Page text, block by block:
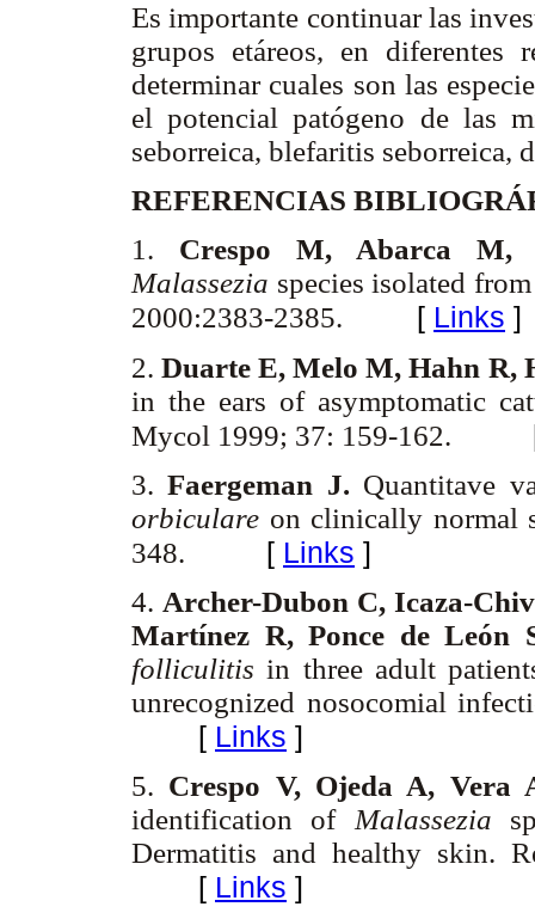
Es importante continuar las
grupos etáreos, en diferentes
determinar cuales son las
el potencial patógeno de las
seborreica, blefaritis
REFERENCIAS
1. Crespo M, Abarca M,
Malassezia species isolated
2000:2383-2385.
[ Links ]
2.Duarte E, Melo M, Hahn R,
in the ears of asymptomatic
Mycol 1999; 37: 159-162.
3.Faergeman J. Quantitave
orbiculare on clinically normal
348.
[ Links ]
4. Archer-Dubon C, Icaza-
Martínez R, Ponce de León
folliculitis in three adult
unrecognized nosocomial
[ Links ]
5. Crespo V, Ojeda A, Vera
identification of Malassezia
Dermatitis and healthy skin.
[ Links ]